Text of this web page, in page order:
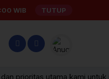
WIB TUTUP
utama kami untuk